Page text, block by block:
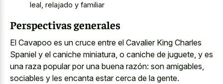
leal, relajado y familiar
Perspectivas generales
El Cavapoo es un cruce entre el Cavalier King Charles
Spaniel y el caniche miniatura, o caniche de juguete, y es
una raza popular por una buena razón: son amigables,
sociables y les encanta estar cerca de la gente.